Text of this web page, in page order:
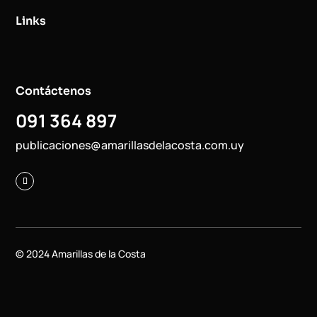
Links
Contáctenos
091 364 897
publicaciones@amarillasdelacosta.com.uy
© 2024 Amarillas de la Costa